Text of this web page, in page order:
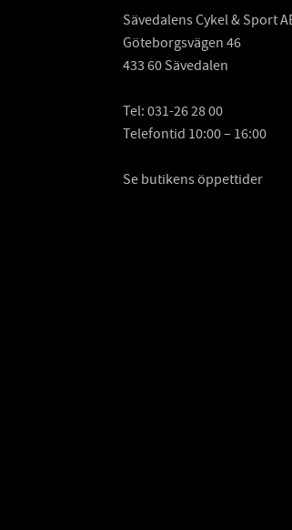
Sävedalens Cykel & Sport
Göteborgsvägen 46
433 60 Sävedalen
Tel:031-26 28 00
Telefontid 10:00 – 16:00
Se butikens öppettider